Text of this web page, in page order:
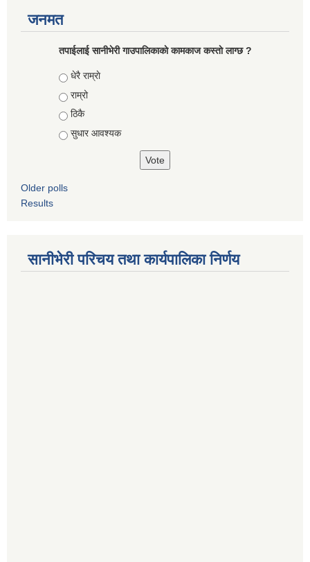
जनमत
तपाईलाई सानीभेरी गाउपालिकाकाे कामकाज कस्ताे लाग्छ ?
Choices
धेरै राम्राे
राम्रो
ठिकै
सुधार आवश्यक
Older polls
Results
सानीभेरी परिचय तथा कार्यपालिका निर्णय